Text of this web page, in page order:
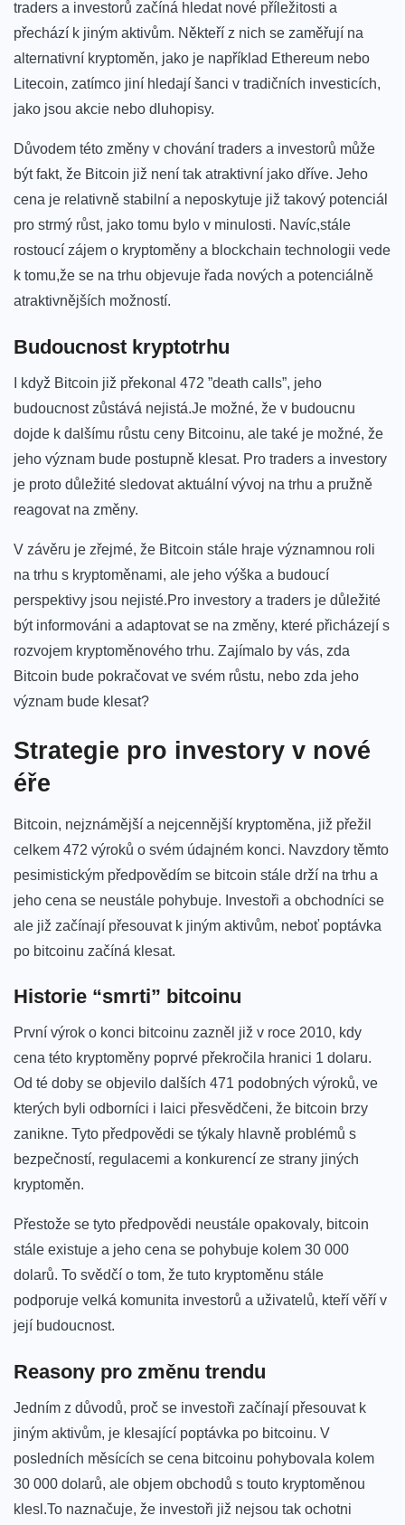
traders⁤ a investorů začíná hledat nové příležitosti⁤ a
přechází k jiným​ aktivům. ‌Někteří z nich se zaměřují na
alternativní kryptoměn,‌ jako je ⁣například‍ Ethereum nebo‍
Litecoin,⁢ zatímco jiní hledají šanci v tradičních ⁢investicích,
jako jsou akcie nebo‌ dluhopisy.
Důvodem‌ této změny v chování‍ traders a investorů​ může⁤
být fakt, že Bitcoin již není tak atraktivní jako ‌dříve. Jeho
cena ⁤je⁤ relativně stabilní ‌a neposkytuje již takový potenciál
pro strmý růst, jako tomu bylo v minulosti. Navíc,stále⁣
rostoucí zájem⁢ o kryptoměny a blockchain ‌technologii vede‌
k‍ tomu,že ⁢se na trhu objevuje řada nových a potenciálně
atraktivnějších‌ možností.
Budoucnost kryptotrhu
I když Bitcoin ​již překonal 472 ⁢”death calls”, jeho
budoucnost⁣ zůstává nejistá.Je možné, ⁤že v budoucnu
dojde k dalšímu růstu ceny ⁣Bitcoinu, ale také je⁤ možné, že
jeho ‌význam bude postupně‌ klesat. Pro‌ traders a investory‍
je proto důležité sledovat aktuální vývoj na‍ trhu ‌a pružně‍
reagovat ​na změny.
V závěru ⁤je zřejmé, ⁤že ⁤Bitcoin stále hraje významnou roli
‍na trhu s kryptoměnami, ale jeho ‍výška‍ a⁤ budoucí⁤
perspektivy jsou nejisté.Pro investory a⁣ traders je důležité
být informováni a​ adaptovat se na změny, které přicházejí⁣ s
rozvojem ‍kryptoměnového trhu.⁤ Zajímalo by vás, zda
Bitcoin ⁢bude pokračovat ve⁢ svém​ růstu, nebo zda jeho‍
význam bude klesat?
Strategie pro ⁢investory v nové
éře
Bitcoin, ​nejznámější a ‍nejcennější kryptoměna, ⁣již přežil⁣
celkem 472 výroků​ o svém údajném konci. Navzdory těmto⁢
pesimistickým předpovědím se bitcoin​ stále drží na‍ trhu a
jeho cena se neustále pohybuje. Investoři ‌a obchodníci se
‍ale již začínají ⁣přesouvat k jiným aktivům,‌ neboť poptávka
po ⁤bitcoinu začíná klesat.
Historie “smrti” ‌bitcoinu
První‌ výrok ⁤o konci bitcoinu​ zazněl již v roce 2010, kdy
cena ⁢této kryptoměny poprvé překročila⁣ hranici 1 dolaru.
Od té​ doby‌ se objevilo dalších⁣ 471 podobných výroků, ve
kterých byli odborníci i​ laici ⁢přesvědčeni, že bitcoin⁣ brzy
zanikne. Tyto předpovědi​ se týkaly hlavně problémů s
bezpečností, regulacemi a konkurencí ze‍ strany ⁤jiných
kryptoměn.
Přestože‌ se‍ tyto předpovědi⁣ neustále ⁢opakovaly, bitcoin
stále existuje a jeho cena ⁣se ‌pohybuje kolem 30⁣ 000 ​
dolarů. To svědčí ‌o tom,⁤ že ⁢tuto kryptoměnu stále
podporuje velká komunita​ investorů a uživatelů, kteří věří v
‌její budoucnost.
Reasony pro změnu ⁢trendu
Jedním z důvodů, proč se investoři začínají přesouvat k
⁣jiným aktivům, je klesající poptávka po bitcoinu. V
posledních měsících se cena bitcoinu pohybovala kolem
30 ⁤000 dolarů, ale objem​ obchodů s touto‍ kryptoměnou
klesl.To⁢ naznačuje, že ‍investoři již⁢ nejsou‌ tak ​ochotni